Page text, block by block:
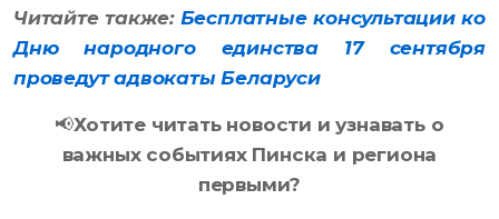
Читайте также: Бесплатные консультации ко
Дню народного единства 17 сентября
проведут адвокаты Беларуси
📢Хотите читать новости и узнавать о
важных событиях Пинска и региона
первыми?